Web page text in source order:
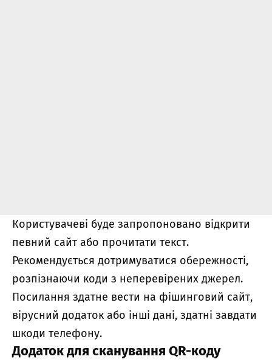
Користувачеві буде запропоновано відкрити
певний сайт або прочитати текст.
Рекомендується дотримуватися обережності,
розпізнаючи коди з неперевірених джерел.
Посилання здатне вести на фішинговий сайт,
вірусний додаток або інші дані, здатні завдати
шкоди телефону.
Додаток для сканування QR-коду